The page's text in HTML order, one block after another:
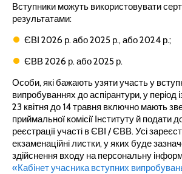
Вступники можуть використовувати
результатами:
ЄВІ 2026 р. або 2025 р., або 2024 р.;
ЄВВ 2026 р. або 2025 р.
Особи, які бажають узяти участь у
випробуваннях до аспірантури, у період
23 квітня до 14 травня включно мають
приймальної комісії Інституту й подати
реєстрації участі в ЄВІ / ЄВВ. Усі
екзаменаційні листки, у яких буде
здійснення входу на персональну
«Кабінет учасника вступних